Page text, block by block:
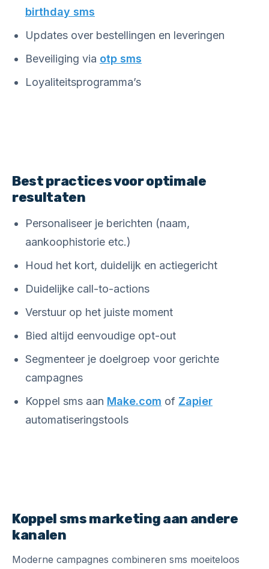
birthday sms
Updates over bestellingen en leveringen
Beveiliging via otp sms
Loyaliteitsprogramma’s
Best practices voor optimale
resultaten
Personaliseer je berichten (naam,
aankoophistorie etc.)
Houd het kort, duidelijk en actiegericht
Duidelijke call-to-actions
Verstuur op het juiste moment
Bied altijd eenvoudige opt-out
Segmenteer je doelgroep voor gerichte
campagnes
Koppel sms aan Make.com of Zapier
automatiseringstools
Koppel sms marketing aan andere
kanalen
Moderne campagnes combineren sms moeiteloos